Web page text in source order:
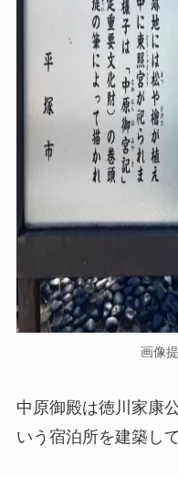
画像
中原御殿は徳川家康
いう宿泊所を建築し